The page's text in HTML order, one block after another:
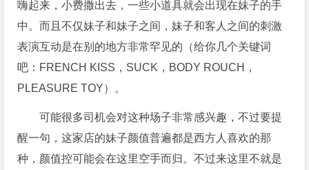
嗨起来，小费撒出去，一些小道具就会出现在妹子的手
中。而且不仅妹子和妹子之间，妹子和客人之间的刺激
表演互动是在别的地方非常罕见的（给你几个关键词
吧：FRENCH KISS，SUCK，BODY ROUCH，
PLEASURE TOY）。
可能很多司机会对这种场子非常感兴趣，不过要提
醒一句，这家店的妹子颜值普遍都是西方人喜欢的那
种，颜值控可能会在这里空手而归。不过来这里不就是